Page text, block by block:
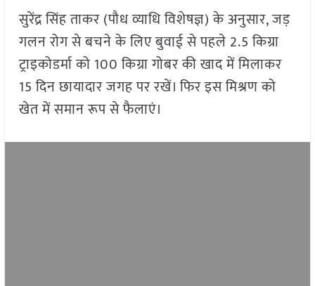
सुरेंद्र सिंह ताकर (पौध व्याधि विशेषज्ञ) के अनुसार, जड़
गलन रोग से बचने के लिए बुवाई से पहले 2.5 किग्रा
ट्राइकोडर्मा को 100 किग्रा गोबर की खाद में मिलाकर
15 दिन छायादार जगह पर रखें। फिर इस मिश्रण को
खेत में समान रूप से फैलाएं।